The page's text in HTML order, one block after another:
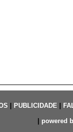
PUBLICIDADE|
powered